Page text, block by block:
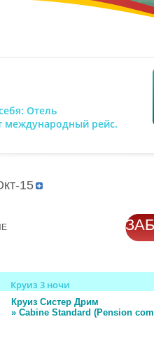
Отель
международный рейс.
15
Круиз 3 ночи
Круиз Систер Дрим
» Cabine Standard (Pension